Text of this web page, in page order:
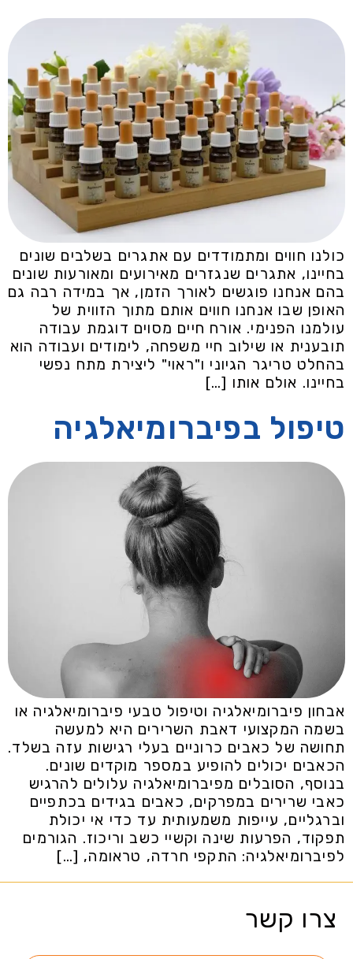
כולנו חווים ומתמודדים עם אתגרים בשלבים שונים
בחיינו, אתגרים שנגזרים מאירועים ומאורעות שונים
בהם אנחנו פוגשים לאורך הזמן, אך במידה רבה גם
האופן שבו אנחנו חווים אותם מתוך הזווית של
עולמנו הפנימי. אורח חיים מסוים דוגמת עבודה
תובענית או שילוב חיי משפחה, לימודים ועבודה הוא
בהחלט טריגר הגיוני ו"ראוי" ליצירת מתח נפשי
בחיינו. אולם אותו […]
טיפול בפיברומיאלגיה
אבחון פיברומיאלגיה וטיפול טבעי פיברומיאלגיה או
בשמה המקצועי דאבת השרירים היא למעשה
תחושה של כאבים כרוניים בעלי רגישות עזה בשלד.
הכאבים יכולים להופיע במספר מוקדים שונים.
בנוסף, הסובלים מפיברומיאלגיה עלולים להרגיש
כאבי שרירים במפרקים, כאבים בגידים בכתפיים
וברגליים, עייפות משמעותית עד כדי אי יכולת
תפקוד, הפרעות שינה וקשיי כשב וריכוז. הגורמים
לפיברומיאלגיה: התקפי חרדה, טראומה, […]
צרו קשר